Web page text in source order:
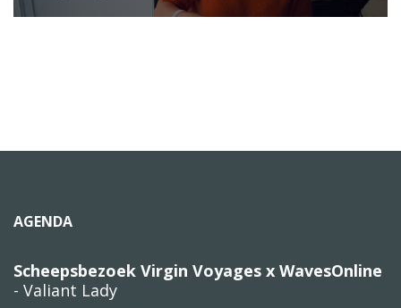
AGENDA
Scheepsbezoek Virgin Voyages x WavesOnline
- Valiant Lady